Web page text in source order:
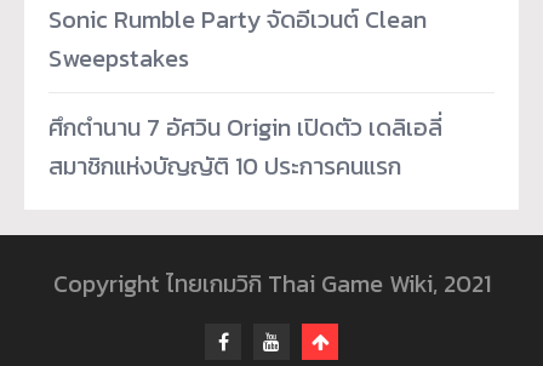
Sonic Rumble Party จัดอีเวนต์ Clean
Sweepstakes
ศึกตำนาน 7 อัศวิน Origin เปิดตัว เดลิเอลี่
สมาชิกแห่งบัญญัติ 10 ประการคนแรก
Copyright ไทยเกมวิกิ Thai Game Wiki, 2021